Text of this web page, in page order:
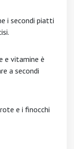
i secondi piatti
e vitamine è
a secondi
e i finocchi